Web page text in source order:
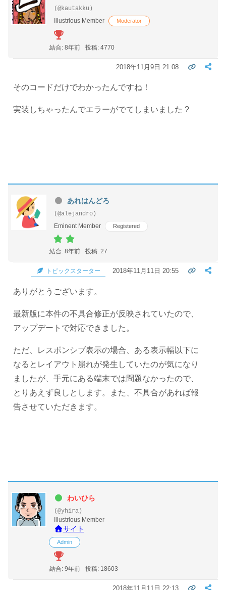
(@kautakku)
Illustrious Member
Moderator
結合: 8年前 投稿: 4770
2018年11月9日 21:08
そのコードだけでわかったんですね！
実装しちゃったんでエラーがでてしまいました ?
あれはんどろ
(@alejandro)
Eminent Member
Registered
結合: 8年前 投稿: 27
トピックスターター 2018年11月11日 20:55
ありがとうございます。
最新版に本件の不具合修正が反映されていたので、
アップデートで対応できました。
ただ、レスポンシブ表示の場合、ある表示幅以下に
なるとレイアウト崩れが発生していたのが気になり
ましたが、手元にある端末では問題なかったので、
とりあえず良しとします。また、不具合があれば報
告させていただきます。
わいひら
(@yhira)
Illustrious Member
サイト
Admin
結合: 9年前 投稿: 18603
2018年11月11日 22:13